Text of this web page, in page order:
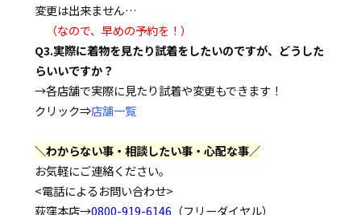
変更は出来ません…
（なので、早めの予約を！）
Q3.実際に着物を見たり試着をしたいのですが、どうした
らいいですか？
→各店舗で実際に見たり試着や変更もできます！
クリック⇒店舗一覧
＼わからない事・相談したい事・心配な事／
お気軽にご連絡ください。
<電話によるお問い合わせ>
荻窪本店→0800-919-6146 （フリーダイヤル）